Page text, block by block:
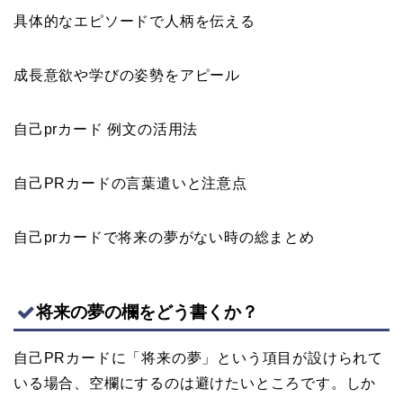
具体的なエピソードで人柄を伝える
成長意欲や学びの姿勢をアピール
自己prカード 例文の活用法
自己PRカードの言葉遣いと注意点
自己prカードで将来の夢がない時の総まとめ
将来の夢の欄をどう書くか？
自己PRカードに「将来の夢」という項目が設けられて
いる場合、空欄にするのは避けたいところです。しか